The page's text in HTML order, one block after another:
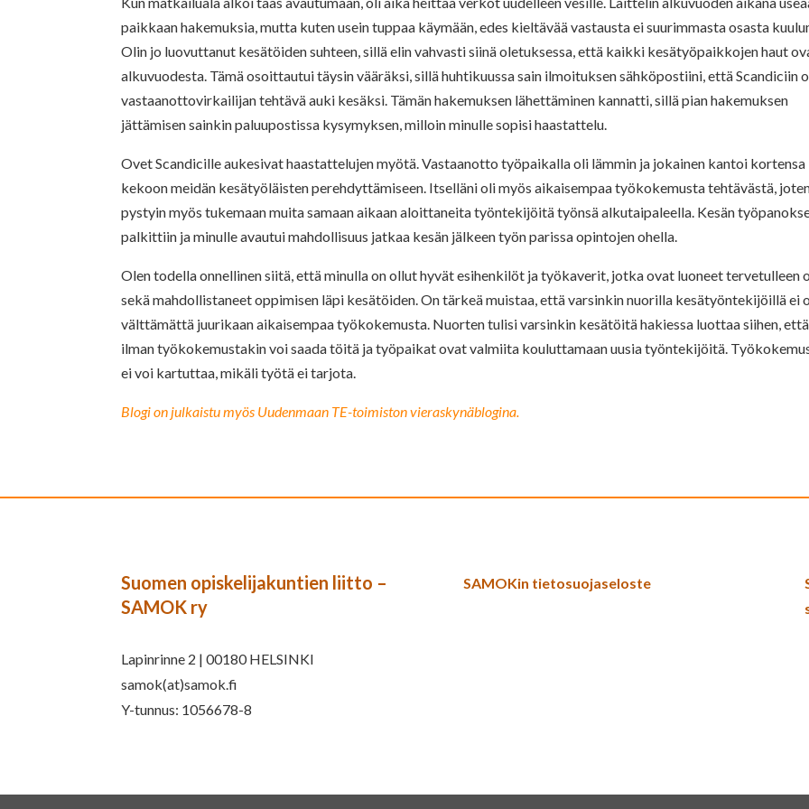
paikkaan hakemuksia, mutta kuten usein tuppaa käymään, edes kieltävää vastausta ei suurimmasta osasta
Olin jo luovuttanut kesätöiden suhteen, sillä elin vahvasti siinä oletuksessa, että kaikki kesätyöpaikkojen haut
alkuvuodesta. Tämä osoittautui täysin vääräksi, sillä huhtikuussa sain ilmoituksen sähköpostiini, että Scandiciin
vastaanottovirkailijan tehtävä auki kesäksi. Tämän hakemuksen lähettäminen kannatti, sillä pian hakemuksen
jättämisen sainkin paluupostissa kysymyksen, milloin minulle sopisi haastattelu.
Ovet Scandicille aukesivat haastattelujen myötä. Vastaanotto työpaikalla oli lämmin ja jokainen kantoi kortensa
kekoon meidän kesätyöläisten perehdyttämiseen. Itselläni oli myös aikaisempaa työkokemusta tehtävästä,
pystyin myös tukemaan muita samaan aikaan aloittaneita työntekijöitä työnsä alkutaipaleella. Kesän
palkittiin ja minulle avautui mahdollisuus jatkaa kesän jälkeen työn parissa opintojen ohella.
Olen todella onnellinen siitä, että minulla on ollut hyvät esihenkilöt ja työkaverit, jotka ovat luoneet tervetulleen
sekä mahdollistaneet oppimisen läpi kesätöiden. On tärkeä muistaa, että varsinkin nuorilla kesätyöntekijöillä ei
välttämättä juurikaan aikaisempaa työkokemusta. Nuorten tulisi varsinkin kesätöitä hakiessa luottaa siihen, että
ilman työkokemustakin voi saada töitä ja työpaikat ovat valmiita kouluttamaan uusia työntekijöitä.
ei voi kartuttaa, mikäli työtä ei tarjota.
Blogi on julkaistu myös Uudenmaan TE-toimiston vieraskynäblogina.
Suomen opiskelijakuntien liitto –
SAMOK ry
Lapinrinne 2 | 00180 HELSINKI
samok(at)samok.fi
Y-tunnus: 1056678-8
SAMOKin tietosuojaseloste